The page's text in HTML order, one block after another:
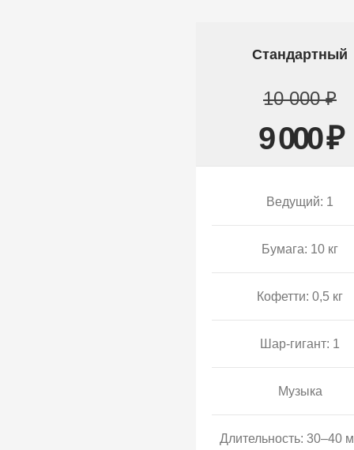
Стандартный
10 000 ₽
9 000 ₽
Ведущий: 1
Бумага: 10 кг
Кофетти: 0,5 кг
Шар-гигант: 1
Музыка
Длительность: 30–40